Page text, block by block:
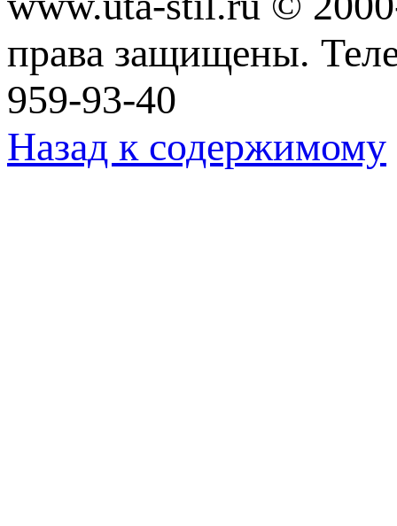
права защищены.
959-93-40
Назад к содержимому